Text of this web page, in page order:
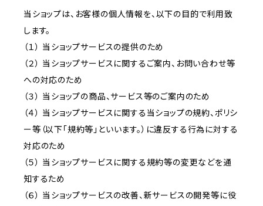
当ショップは、お客様の個人情報を、以下の目的で利用致
します。
（１） 当ショップサービスの提供のため
（２） 当ショップサービスに関するご案内、お問い合わせ等
への対応のため
（３） 当ショップの商品、サービス等のご案内のため
（４） 当ショップサービスに関する当ショップの規約、ポリシ
ー等（以下「規約等」といいます。）に違反する行為に対する
対応のため
（５） 当ショップサービスに関する規約等の変更などを通
知するため
（６） 当ショップサービスの改善、新サービスの開発等に役